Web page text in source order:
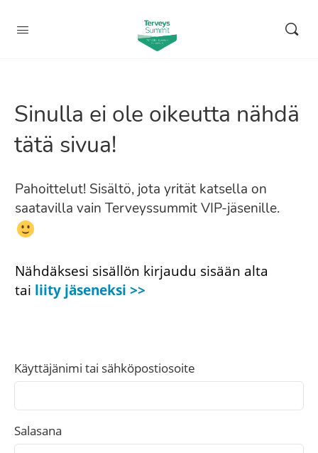
Sinulla ei ole oikeutta nähdä
tätä sivua!
Pahoittelut! Sisältö, jota yrität katsella on
saatavilla vain Terveyssummit VIP-jäsenille.
Nähdäksesi sisällön kirjaudu sisään alta
tai liity jäseneksi >>
Käyttäjänimi tai sähköpostiosoite
Salasana